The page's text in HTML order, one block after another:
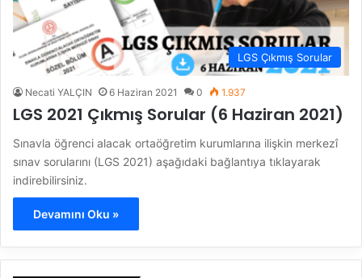
LGS Çıkmış Sorular
Necati YALÇIN 6 Haziran 2021 0 1.937
LGS 2021 Çıkmış Sorular (6 Haziran 2021)
Sınavla öğrenci alacak ortaöğretim kurumlarına ilişkin merkezî
sınav sorularını (LGS 2021) aşağıdaki bağlantıya tıklayarak
indirebilirsiniz.
Devamını Oku »